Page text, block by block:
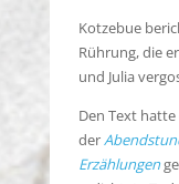
Kotzebue
Rührung, die
und Julia
Den Text
der
Erzählungen